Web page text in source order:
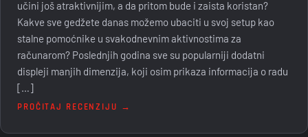
učini još atraktivnijim, a da pritom bude i zaista koristan?
Kakve sve gedžete danas možemo ubaciti u svoj setup kao
stalne pomoćnike u svakodnevnim aktivnostima za
računarom? Poslednjih godina sve su popularniji dodatni
displeji manjih dimenzija, koji osim prikaza informacija o radu
[…]
PROČITAJ RECENZIJU →